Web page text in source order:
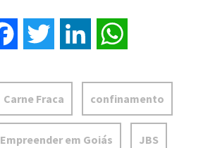
Facebook Twitter LinkedIn
Carne Fraca confinamento
Empreender em Goiás JBS